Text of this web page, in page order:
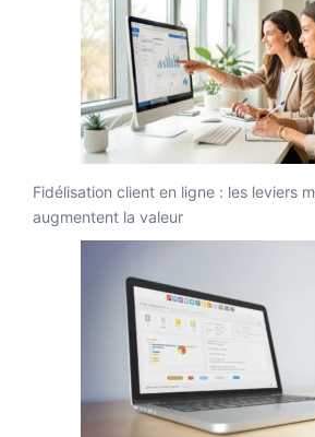
Fidélisation client en ligne : les leviers
augmentent la valeur